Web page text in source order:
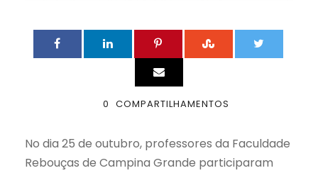
0 COMPARTILHAMENTOS
No dia 25 de outubro, professores da Faculdade
Rebouças de Campina Grande participaram